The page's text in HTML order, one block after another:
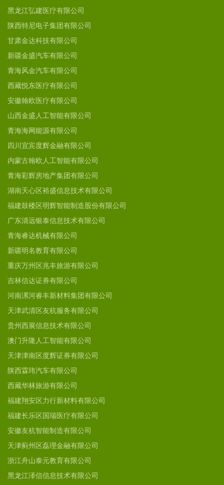
黑龙江弘建医疗有限公司
陕西特尼电子集团有限公司
甘肃金达科技有限公司
新疆金盛汽车有限公司
青海风金汽车有限公司
西藏悦东医疗有限公司
安徽翰欧医疗有限公司
山西金盛人工智能有限公司
青海海网能源有限公司
四川宜宾度辉金融有限公司
内蒙古翰欧人工智能有限公司
青海彩辉房地产集团有限公司
湖南天心区裕盛信息技术有限公司
福建鼓楼区明辉智能制造股份有限公司
广东清远银泰信息技术有限公司
青海睿达机械有限公司
新疆明名教育有限公司
重庆万州区兆丰旅游有限公司
吉林信达证券有限公司
河南漯河睿丰新材料集团有限公司
天津武清区友杭服务有限公司
贵州西展信息技术有限公司
澳门升隆人工智能有限公司
天津津南区度辉证券有限公司
陕西霖玮汽车有限公司
西藏华林旅游有限公司
福建翔安区力行新材料有限公司
福建长乐区国瑞医疗有限公司
安徽友杭智能制造有限公司
天津蓟州区磊理金融有限公司
浙江舟山泰元教育有限公司
黑龙江泽信信息技术有限公司